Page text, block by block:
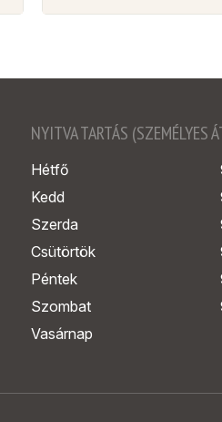
NYITVA TARTÁS (SZEMÉLYES
Hétfő
Kedd
Szerda
Csütörtök
Péntek
Szombat
Vasárnap